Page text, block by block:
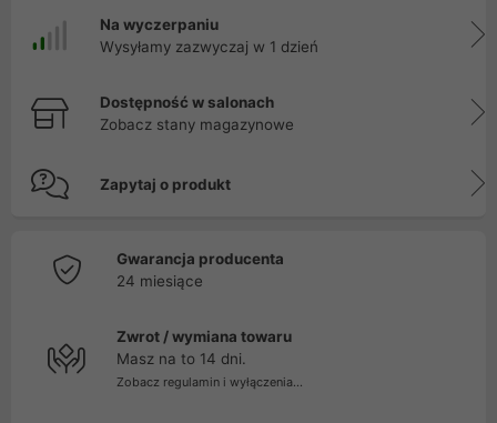
Na wyczerpaniu
Wysyłamy zazwyczaj w 1 dzień
Dostępność w salonach
Zobacz stany magazynowe
Zapytaj o produkt
Gwarancja producenta
24 miesiące
Zwrot / wymiana towaru
Masz na to 14 dni.
Zobacz regulamin i wyłączenia...